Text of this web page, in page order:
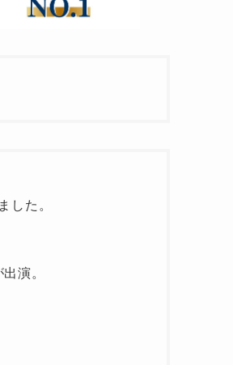
た。
演。